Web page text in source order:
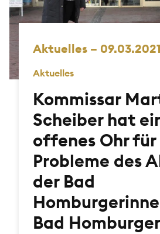
Aktuelles – 09.03.2021
Aktuelles
Kommissar
Scheiber hat
offenes Ohr für
Probleme des
der Bad
Bad Homburger